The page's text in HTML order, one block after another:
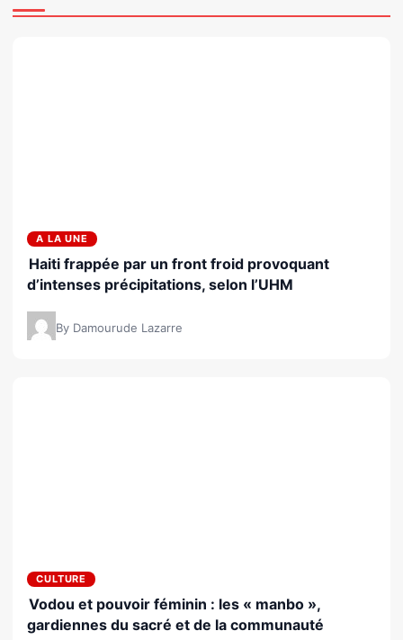
A LA UNE
Haiti frappée par un front froid provoquant
d’intenses précipitations, selon l’UHM
By Damourude Lazarre
CULTURE
Vodou et pouvoir féminin : les « manbo »,
gardiennes du sacré et de la communauté